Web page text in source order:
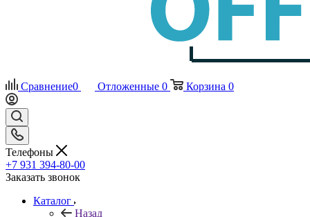
Сравнение0 Отложенные 0 Корзина 0
Телефоны
+7 931 394-80-00
Заказать звонок
Каталог
Назад